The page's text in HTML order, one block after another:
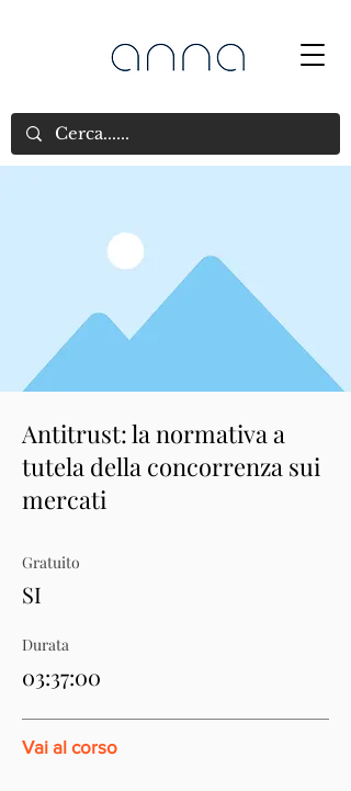
Antitrust: la normativa a
tutela della concorrenza sui
mercati
Gratuito
SI
Durata
03:37:00
Vai al corso